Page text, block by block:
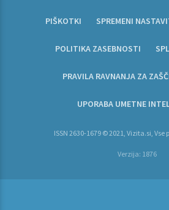
PIŠKOTKI SPREMENI
POLITIKA ZASEBNOSTI
PRAVILA RAVNANJA ZA
UPORABA UMETNE
ISSN 2630-1679 © 2021, Vizita.si,
Verzija: 1876